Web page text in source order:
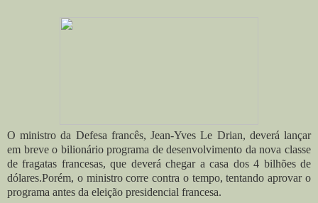
O ministro da Defesa francês, Jean-Yves Le Drian, deverá lançar
em breve o bilionário programa de desenvolvimento da nova classe
de fragatas francesas, que deverá chegar a casa dos 4 bilhões de
dólares.Porém, o ministro corre contra o tempo, tentando aprovar o
programa antes da eleição presidencial francesa.